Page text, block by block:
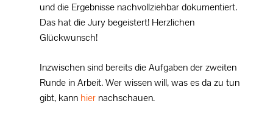
und die Ergebnisse nachvollziehbar dokumentiert.
Das hat die Jury begeistert! Herzlichen
Glückwunsch!
Inzwischen sind bereits die Aufgaben der zweiten
Runde in Arbeit. Wer wissen will, was es da zu tun
gibt, kann hier nachschauen.